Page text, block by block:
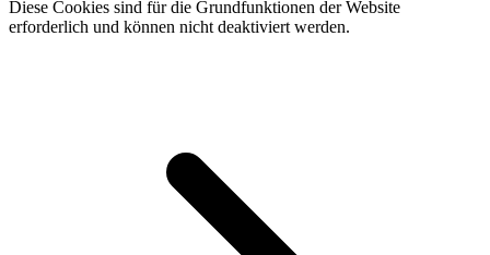
Diese Cookies sind für die Grundfunktionen der Website
erforderlich und können nicht deaktiviert werden.